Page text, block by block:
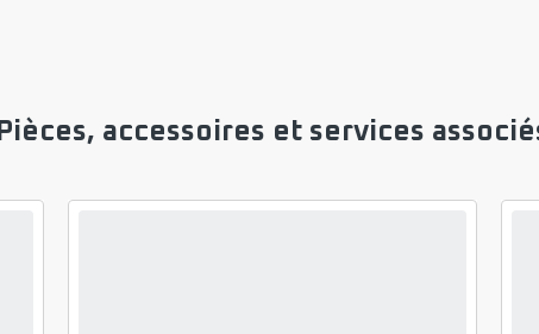
Pièces, accessoires et services